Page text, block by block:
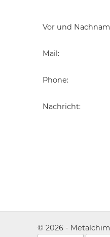
Vor und
Mail:
Phone:
Nachricht:
© 2026 -